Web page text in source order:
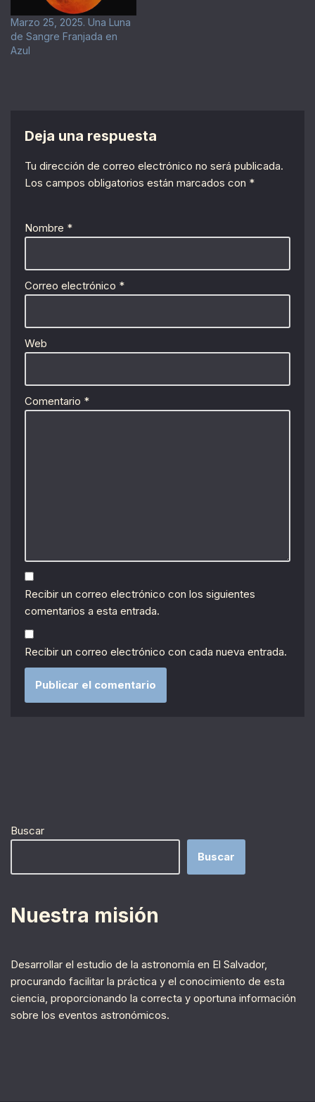
Marzo 25, 2025. Una Luna
de Sangre Franjada en
Azul
Deja una respuesta
Tu dirección de correo electrónico no será publicada.
Los campos obligatorios están marcados con *
Nombre *
Correo electrónico *
Web
Comentario *
Recibir un correo electrónico con los siguientes
comentarios a esta entrada.
Recibir un correo electrónico con cada nueva entrada.
Buscar
Buscar
Nuestra misión
Desarrollar el estudio de la astronomía en El Salvador,
procurando facilitar la práctica y el conocimiento de esta
ciencia, proporcionando la correcta y oportuna información
sobre los eventos astronómicos.